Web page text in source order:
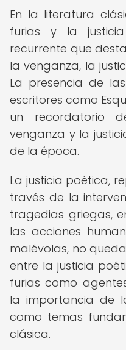
En la literatura
furias y la
recurrente que
la venganza, la
La presencia de
escritores como
un recordatorio
venganza y la
de la época.
La justicia poética,
través de la
tragedias griegas,
las acciones
malévolas, no
entre la justicia
furias como
la importancia de
como temas
clásica.